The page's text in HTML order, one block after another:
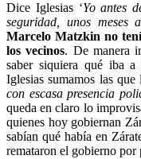
Dice Iglesias ‘Yo antes
seguridad, unos meses
Marcelo Matzkin no
los vecinos. De manera
saber siquiera qué iba
Iglesias sumamos las que
con escasa presencia
queda en claro lo
quienes hoy gobiernan
sabían qué había en
remataron el gobierno por